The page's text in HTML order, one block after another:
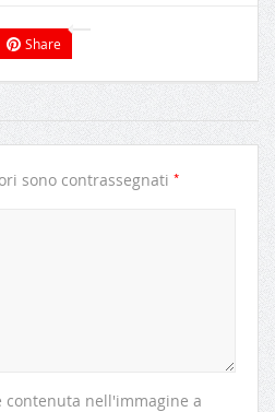
Share
sono contrassegnati *
nell'immagine a